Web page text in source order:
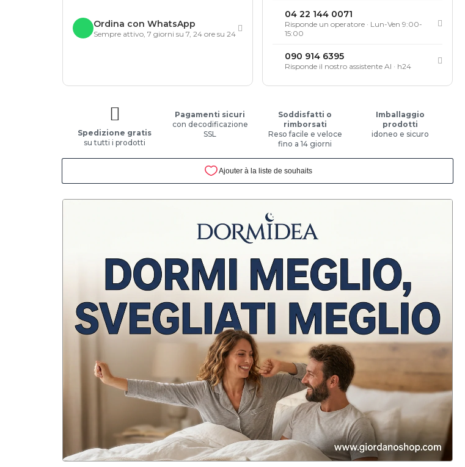
Ordina con WhatsApp
Sempre attivo, 7 giorni su 7, 24 ore su 24
04 22 144 0071
Risponde un operatore · Lun-Ven 9:00-
15:00
090 914 6395
Risponde il nostro assistente AI · h24
Spedizione gratis
su tutti i prodotti
Pagamenti sicuri
con decodificazione
SSL
Soddisfatti o
rimborsati
Reso facile e veloce
fino a 14 giorni
Imballaggio
prodotti
idoneo e sicuro